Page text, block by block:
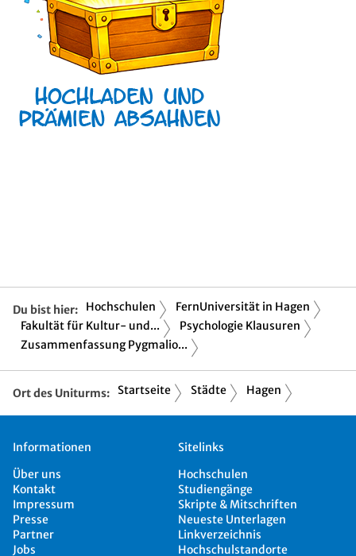
Du bist hier: Hochschulen
FernUniversität in Hagen
Fakultät für Kultur- und...
Psychologie Klausuren
Zusammenfassung Pygmalio...
Ort des Uniturms: Startseite Städte Hagen
Informationen
Über uns
Kontakt
Impressum
Presse
Partner
Jobs
Sitelinks
Hochschulen
Studiengänge
Skripte & Mitschriften
Neueste Unterlagen
Linkverzeichnis
Hochschulstandorte